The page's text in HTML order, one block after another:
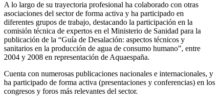
A lo largo de su trayectoria profesional ha colaborado con otras
asociaciones del sector de forma activa y ha participado en
diferentes grupos de trabajo, destacando la participación en la
comisión técnica de expertos en el Ministerio de Sanidad para la
publicación de la “Guía de Desalación: aspectos técnicos y
sanitarios en la producción de agua de consumo humano”, entre
2004 y 2008 en representación de Aquaespaña.
Cuenta con numerosas publicaciones nacionales e internacionales, y
ha participado de forma activa (presentaciones y conferencias) en los
congresos y foros más relevantes del sector.